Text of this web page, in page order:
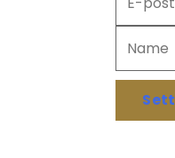
inn
e-
din
å